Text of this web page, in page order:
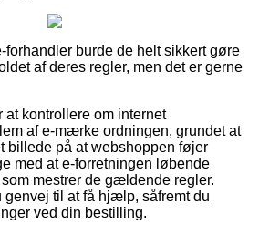
forhandler burde de helt sikkert gøre
af deres regler, men det er gerne
at kontrollere om internet
af e-mærke ordningen, grundet at
på at webshoppen føjer
med at e-forretningen løbende
mestrer de gældende regler.
genvej til at få hjælp, såfremt du
ved din bestilling.